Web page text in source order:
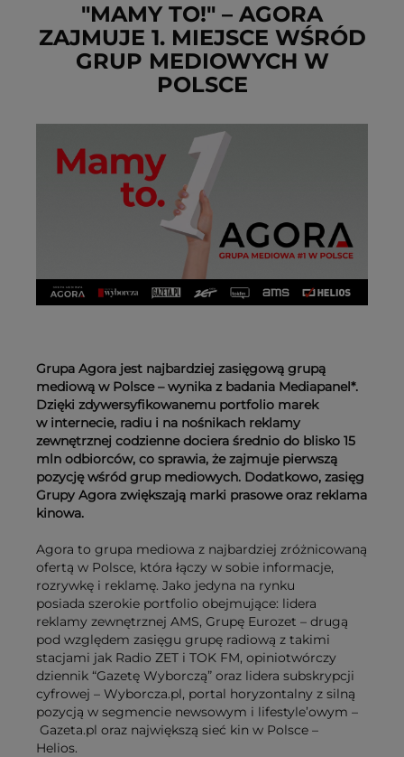
USUŃ ZE SCHOWKA
"MAMY TO!" – AGORA
ZAJMUJE 1. MIEJSCE WŚRÓD
GRUP MEDIOWYCH W
POLSCE
Grupa Agora jest najbardziej zasięgową grupą
mediową w Polsce – wynika z badania Mediapanel*.
Dzięki zdywersyfikowanemu portfolio marek
w internecie, radiu i na nośnikach reklamy
zewnętrznej codzienne dociera średnio do blisko 15
mln odbiorców, co sprawia, że zajmuje pierwszą
pozycję wśród grup mediowych. Dodatkowo, zasięg
Grupy Agora zwiększają marki prasowe oraz reklama
kinowa.
Agora to grupa mediowa z najbardziej zróżnicowaną
ofertą w Polsce, która łączy w sobie informacje,
rozrywkę i reklamę. Jako jedyna na rynku
posiada szerokie portfolio obejmujące: lidera
reklamy zewnętrznej AMS, Grupę Eurozet – drugą
pod względem zasięgu grupę radiową z takimi
stacjami jak Radio ZET i TOK FM, opiniotwórczy
dziennik “Gazetę Wyborczą” oraz lidera subskrypcji
cyfrowej – Wyborcza.pl, portal horyzontalny z silną
pozycją w segmencie newsowym i lifestyle’owym –
Gazeta.pl oraz największą sieć kin w Polsce –
Helios.